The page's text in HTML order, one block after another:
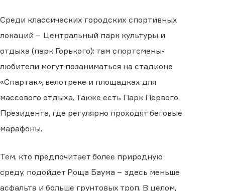
Среди классических городских спортивных
локаций − Центральный парк культуры и
отдыха (парк Горького): там спортсмены-
любители могут позаниматься на стадионе
«Спартак», велотреке и площадках для
массового отдыха. Также есть Парк Первого
Президента, где регулярно проходят беговые
марафоны.
Тем, кто предпочитает более природную
среду, подойдет Роща Баума − здесь меньше
асфальта и больше грунтовых троп. В целом,